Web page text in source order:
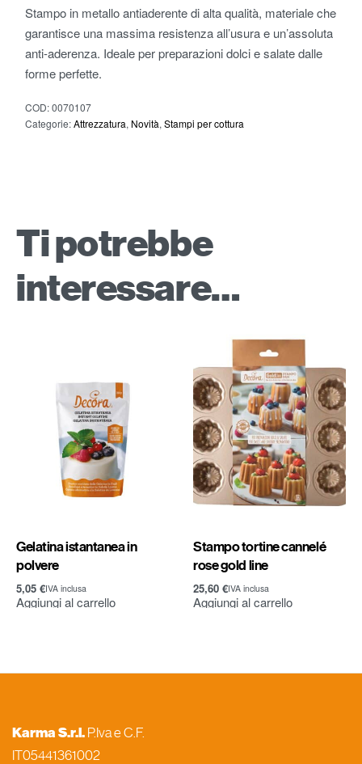
Stampo in metallo antiaderente di alta qualità, materiale che
garantisce una massima resistenza all’usura e un’assoluta
anti-aderenza. Ideale per preparazioni dolci e salate dalle
forme perfette.
COD:0070107
Categorie:Attrezzatura, Novità,Stampi per cottura
Ti potrebbe
interessare…
Gelatina istantanea in
polvere
5,05 €IVA inclusa
Aggiungi al carrello
Stampo tortine cannelé
rose gold line
25,60 €IVA inclusa
Aggiungi al carrello
Karma S.r.l. P.Iva e C.F.
IT05441361002